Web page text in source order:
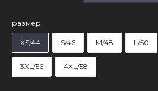
размер
XS/44 S/46 M/48 L/50
3XL/56 4XL/58